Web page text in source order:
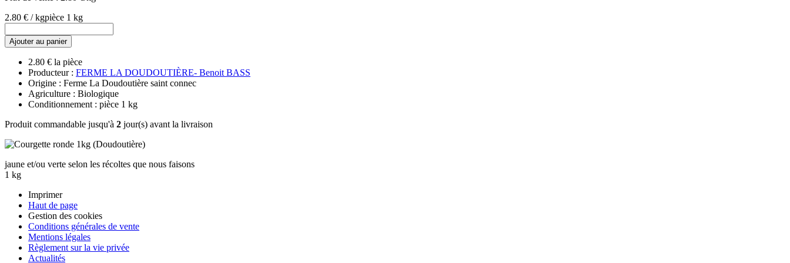
2.80 € / kgpièce 1 kg
Ajouter au panier
2.80 € la pièce
Producteur : FERME LA DOUDOUTIÈRE- Benoit BASS
Origine : Ferme La Doudoutière saint connec
Agriculture : Biologique
Conditionnement : pièce 1 kg
Produit commandable jusqu'à 2 jour(s) avant la livraison
jaune et/ou verte selon les récoltes que nous faisons
1 kg
Imprimer
Haut de page
Gestion des cookies
Conditions générales de vente
Mentions légales
Règlement sur la vie privée
Actualités